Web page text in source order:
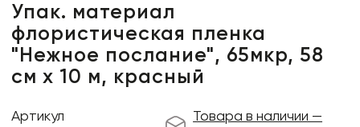
Декор для дома
Лента
Товары для флористов
Пакеты для цветов и подарков
Искусственные цветы и растения
Упак. материал
флористическая пленка
"Нежное послание", 65мкр, 58
см х 10 м, красный
Артикул
Товара в наличии —